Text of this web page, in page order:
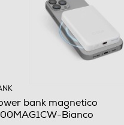
bank magnetico
Bianco